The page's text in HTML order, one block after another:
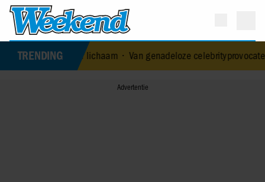
TRENDING
lichaam •Van genadeloze celebrityprovocateur tot ernstige